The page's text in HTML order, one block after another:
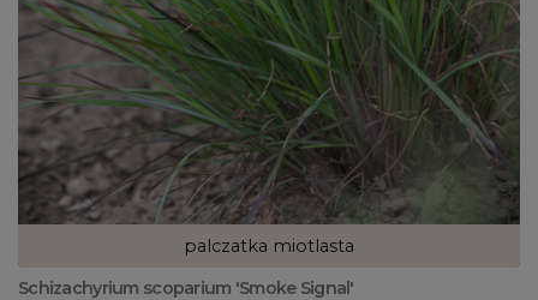
palczatka miotlasta
Schizachyrium scoparium 'Smoke Signal'